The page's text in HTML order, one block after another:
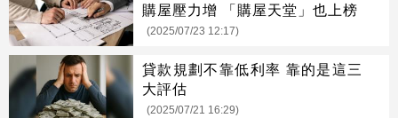
購屋壓力增 「購屋天堂」也上榜
(2025/07/23 12:17)
貸款規劃不靠低利率 靠的是這三
大評估
(2025/07/21 16:29)